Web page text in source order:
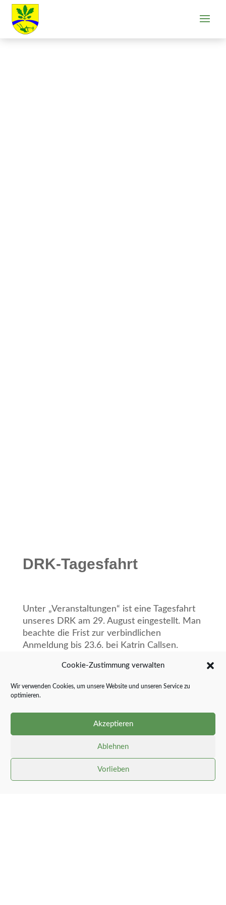
Cookie-Zustimmung verwalten
Wir verwenden Cookies, um unsere Website und unseren Service zu
optimieren.
Akzeptieren
Ablehnen
Vorlieben
DRK-Tagesfahrt
Unter „Veranstaltungen“ ist eine Tagesfahrt
unseres DRK am 29. August eingestellt. Man
beachte die Frist zur verbindlichen
Anmeldung bis 23.6. bei Katrin Callsen.